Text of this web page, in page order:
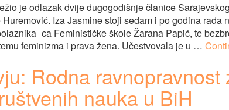
je odlazak dvije dugogodišnje članice
Iza Jasmine stoji sedam i po godina rada
Feminističke škole Žarana Papić, te
feminizma i prava žena. Učestvovala je u …
Rodna ravnopravnost
nauka u BiH